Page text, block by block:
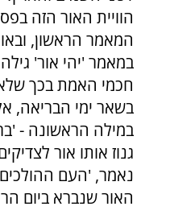
הוויית האור הזה
המאמר הראשון,
במאמר 'יהי אור' גילה
חכמי האמת בכך שלא
בשאר ימי הבריאה,
במילה הראשונה -
גנוז אותו אור
נאמר, 'העם ההולכים
האור שנברא ביום